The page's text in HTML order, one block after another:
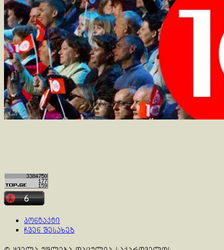
კონტაქტი
ჩვენ შესახებ